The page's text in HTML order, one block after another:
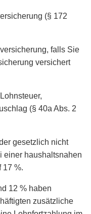
(§ 172
falls Sie
versichert
(§ 40a Abs. 2
gesetzlich nicht
einer haushaltsnahen
17 %.
12 % haben
zusätzliche